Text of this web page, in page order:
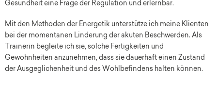
Gesundheit eine Frage der Regulation und erlernbar.
Mit den Methoden der Energetik unterstütze ich meine Klienten
bei der momentanen Linderung der akuten Beschwerden. Als
Trainerin begleite ich sie, solche Fertigkeiten und
Gewohnheiten anzunehmen, dass sie dauerhaft einen Zustand
der Ausgeglichenheit und des Wohlbefindens halten können.